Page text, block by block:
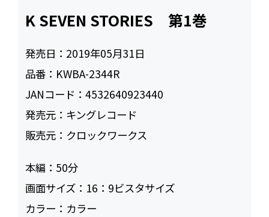
K SEVEN STORIES 第1巻
発売日： 2019年05月31日
品番： KWBA-2344R
JANコード：4532640923440
発売元： キングレコード
販売元： クロックワークス
本編： 50
画面サイズ： 16：9ビスタサイズ
カラー： カラー